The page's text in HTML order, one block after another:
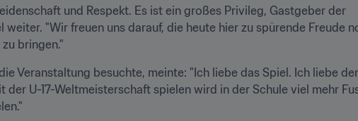
und Respekt. Es ist ein großes Privileg, Gastgeber der
"Wir freuen uns darauf, die heute hier zu spürende Freude
bringen."
Veranstaltung besuchte, meinte: "Ich liebe das Spiel. Ich liebe
U-17-Weltmeisterschaft spielen wird in der Schule viel mehr